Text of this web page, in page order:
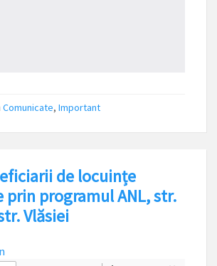
Comunicate, Important
de locuințe
programul ANL, str.
Vlăsiei